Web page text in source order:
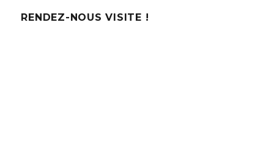
RENDEZ-NOUS VISITE !